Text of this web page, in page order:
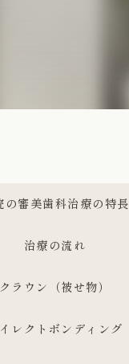
の審美歯科治療の特長
治療の流れ
ラウン（被せ物）
レクトボンディング